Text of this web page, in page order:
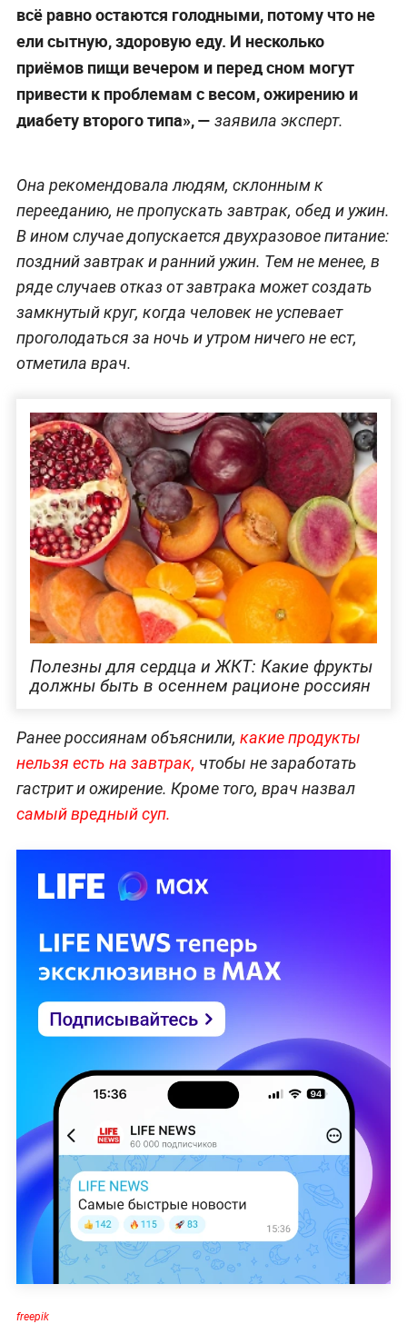
всё равно остаются голодными, потому что не
ели сытную, здоровую еду. И несколько
приёмов пищи вечером и перед сном могут
привести к проблемам с весом, ожирению и
диабету второго типа», — заявила эксперт.
Она рекомендовала людям, склонным к
перееданию, не пропускать завтрак, обед и ужин.
В ином случае допускается двухразовое питание:
поздний завтрак и ранний ужин. Тем не менее, в
ряде случаев отказ от завтрака может создать
замкнутый круг, когда человек не успевает
проголодаться за ночь и утром ничего не ест,
отметила врач.
Полезны для сердца и ЖКТ: Какие фрукты
должны быть в осеннем рационе россиян
Ранее россиянам объяснили, какие продукты
нельзя есть на завтрак, чтобы не заработать
гастрит и ожирение. Кроме того, врач назвал
самый вредный суп.
freepik